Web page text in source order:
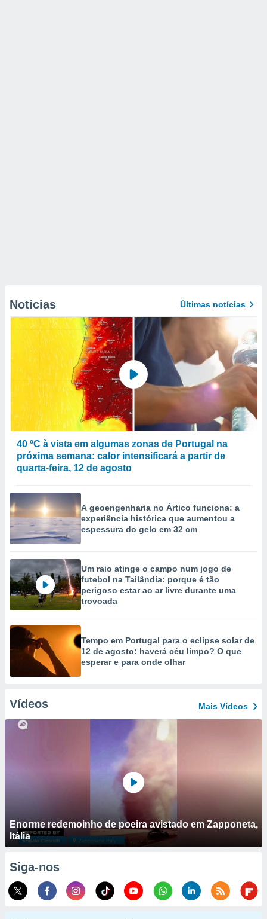
Notícias Últimas notícias
40 ºC à vista em algumas zonas de Portugal na
próxima semana: calor intensificará a partir de
quarta-feira, 12 de agosto
A geoengenharia no Ártico funciona: a
experiência histórica que aumentou a
espessura do gelo em 32 cm
Um raio atinge o campo num jogo de
futebol na Tailândia: porque é tão
perigoso estar ao ar livre durante uma
trovoada
Tempo em Portugal para o eclipse solar de
12 de agosto: haverá céu limpo? O que
esperar e para onde olhar
Vídeos Mais Vídeos
Enorme redemoinho de poeira avistado em Zapponeta,
Itália
Siga-nos